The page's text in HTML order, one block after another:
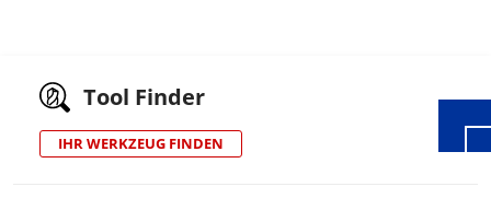
Tool Finder
IHR WERKZEUG FINDEN